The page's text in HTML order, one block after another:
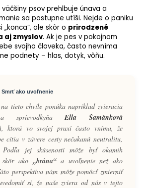
psov prehlbuje únava a
sa postupne utíši. Nejde o paniku
ale skôr o prirodzené
aj zmyslov. Ak je pes v pokojnom
svojho človeka, často nevníma
podnety – hlas, dotyk, vôňu.
Smrť ako uvoľnenie
tieto chvíle ponúka napríklad zvieracia
a sprievodkyňaElla Šamánková
), ktorá vo svojej praxi často vníma, že
cítia v závere cesty nečakanú neutralitu,
jej skúseností môže byť okamih
skôr ako „brána“a uvoľnenie než ako
perspektíva nám môže pomôcť zmierniť
si, že naše zviera od nás v tejto